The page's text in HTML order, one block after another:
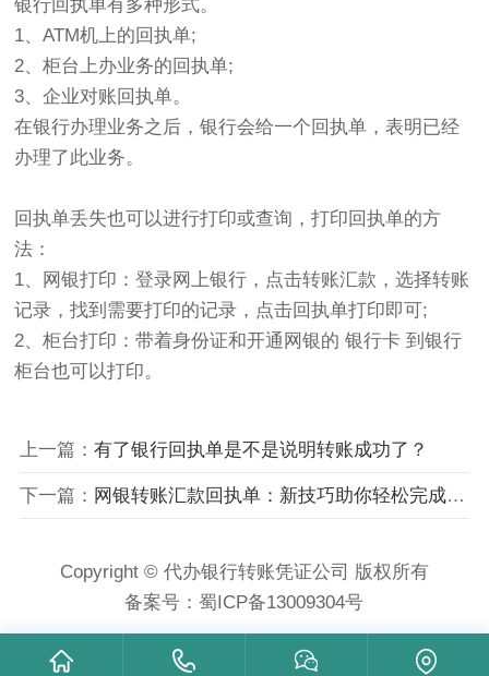
银行回执单有多种形式。
1、ATM机上的回执单;
2、柜台上办业务的回执单;
3、企业对账回执单。
在银行办理业务之后，银行会给一个回执单，表明已经
办理了此业务。
回执单丢失也可以进行打印或查询，打印回执单的方
法：
1、网银打印：登录网上银行，点击转账汇款，选择转账
记录，找到需要打印的记录，点击回执单打印即可;
2、柜台打印：带着身份证和开通网银的 银行卡 到银行
柜台也可以打印。
上一篇： 有了银行回执单是不是说明转账成功了？
下一篇： 网银转账汇款回执单：新技巧助你轻松完成转账汇款！
Copyright © 代办银行转账凭证公司 版权所有
备案号：蜀ICP备13009304号